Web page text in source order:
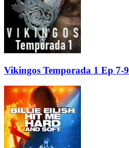
Vikingos Temporada 1 Ep 7-9